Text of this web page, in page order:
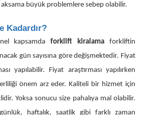
büyük problemlere sebep olabilir.
Kadardır?
kapsamda forklift kiralamaforkliftin
gün sayısına göre değişmektedir. Fiyat
yapılabilir. Fiyat araştırması yapılırken
önem arz eder. Kaliteli bir hizmet için
Yoksa sonucu size pahalıya mal olabilir.
haftalık, saatlik gibi farklı zaman